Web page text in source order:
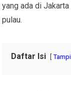
yang ada di
pulau.
Daftar Isi